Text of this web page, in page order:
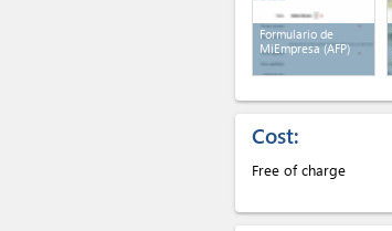
Formulario de
MiEmpresa (AFP)
Cost:
Free of charge